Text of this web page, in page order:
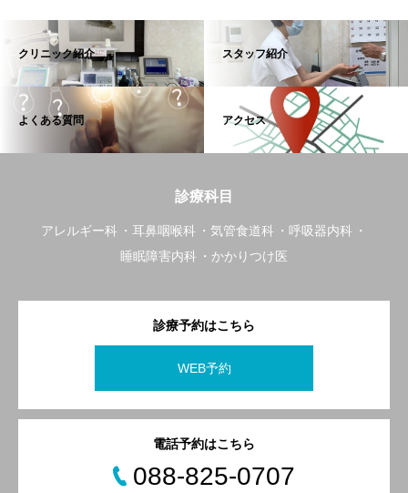
クリニック紹介 スタッフ紹介
よくある質問 アクセス
診療科目
アレルギー科 耳鼻咽喉科 気管食道科
呼吸器内科
睡眠障害内科
かかりつけ医
診療予約はこちら
WEB予約
電話予約はこちら
088-825-0707